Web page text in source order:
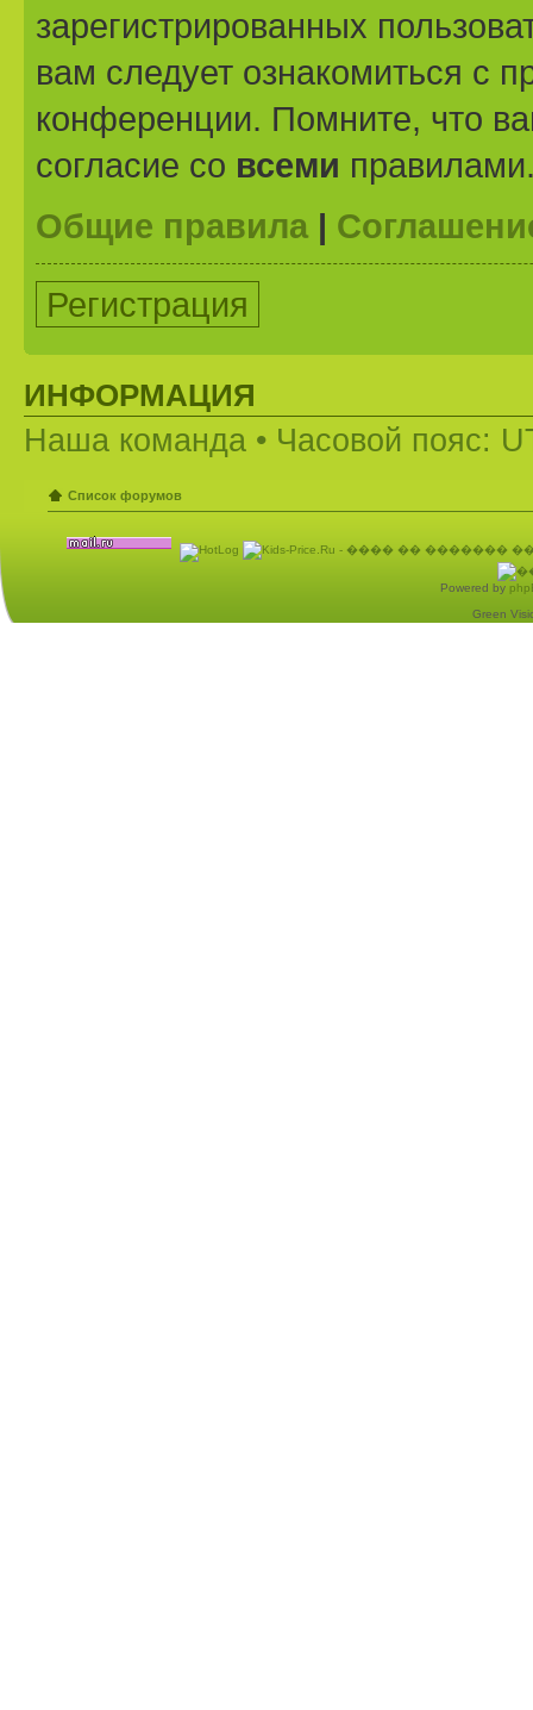
зарегистрированных
вам следует ознакомиться с
конференции. Помните, что
согласие со всеми
Общие правила |
Регистрация
ИНФОРМАЦИЯ
Наша команда • Часовой пояс:
Список форумов
Powered by
Green